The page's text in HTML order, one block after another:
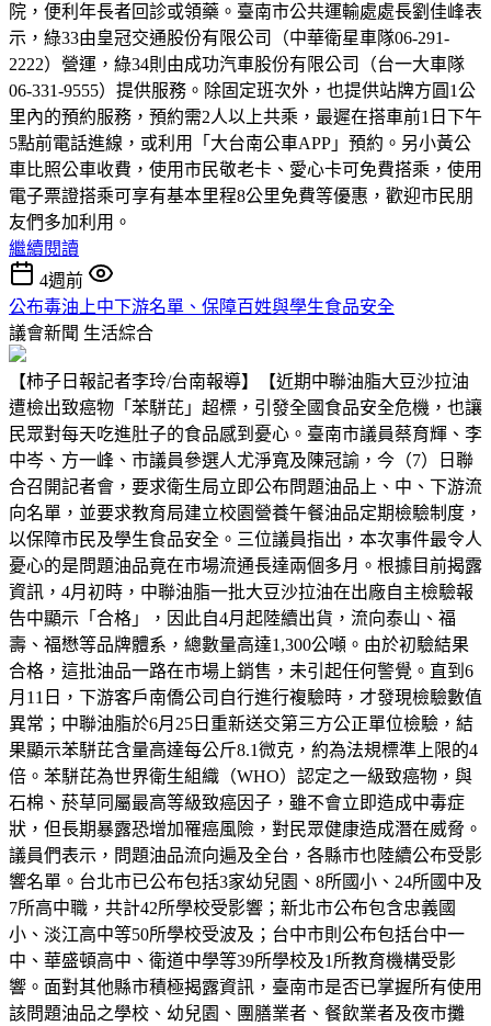
院，便利年長者回診或領藥。臺南市公共運輸處處長劉佳峰表
示，綠33由皇冠交通股份有限公司（中華衛星車隊06-291-
2222）營運，綠34則由成功汽車股份有限公司（台一大車隊
06-331-9555）提供服務。除固定班次外，也提供站牌方圓1公
里內的預約服務，預約需2人以上共乘，最遲在搭車前1日下午
5點前電話進線，或利用「大台南公車APP」預約。另小黃公
車比照公車收費，使用市民敬老卡、愛心卡可免費搭乘，使用
電子票證搭乘可享有基本里程8公里免費等優惠，歡迎市民朋
友們多加利用。
繼續閱讀
4週前
公布毒油上中下游名單、保障百姓與學生食品安全
議會新聞 生活綜合
【柿子日報記者李玲/台南報導】【近期中聯油脂大豆沙拉油
遭檢出致癌物「苯駢芘」超標，引發全國食品安全危機，也讓
民眾對每天吃進肚子的食品感到憂心。臺南市議員蔡育輝、李
中岑、方一峰、市議員參選人尤淨寬及陳冠諭，今（7）日聯
合召開記者會，要求衛生局立即公布問題油品上、中、下游流
向名單，並要求教育局建立校園營養午餐油品定期檢驗制度，
以保障市民及學生食品安全。三位議員指出，本次事件最令人
憂心的是問題油品竟在市場流通長達兩個多月。根據目前揭露
資訊，4月初時，中聯油脂一批大豆沙拉油在出廠自主檢驗報
告中顯示「合格」，因此自4月起陸續出貨，流向泰山、福
壽、福懋等品牌體系，總數量高達1,300公噸。由於初驗結果
合格，這批油品一路在市場上銷售，未引起任何警覺。直到6
月11日，下游客戶南僑公司自行進行複驗時，才發現檢驗數值
異常；中聯油脂於6月25日重新送交第三方公正單位檢驗，結
果顯示苯駢芘含量高達每公斤8.1微克，約為法規標準上限的4
倍。苯駢芘為世界衛生組織（WHO）認定之一級致癌物，與
石棉、菸草同屬最高等級致癌因子，雖不會立即造成中毒症
狀，但長期暴露恐增加罹癌風險，對民眾健康造成潛在威脅。
議員們表示，問題油品流向遍及全台，各縣市也陸續公布受影
響名單。台北市已公布包括3家幼兒園、8所國小、24所國中及
7所高中職，共計42所學校受影響；新北市公布包含忠義國
小、淡江高中等50所學校受波及；台中市則公布包括台中一
中、華盛頓高中、衛道中學等39所學校及1所教育機構受影
響。面對其他縣市積極揭露資訊，臺南市是否已掌握所有使用
該問題油品之學校、幼兒園、團膳業者、餐飲業者及夜市攤